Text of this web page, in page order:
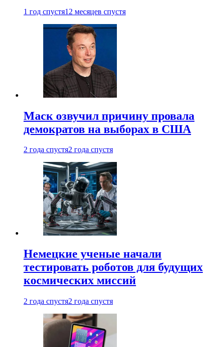
1 год спустя12 месяцев спустя
Маск озвучил причину провала
демократов на выборах в США
2 года спустя2 года спустя
Немецкие ученые начали
тестировать роботов для будущих
космических миссий
2 года спустя2 года спустя